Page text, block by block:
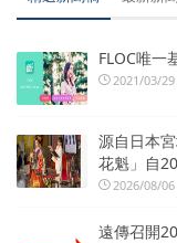
FLOC唯一
2021/03/29
源自日本
花魁」自
2026/08/06
遠傳召開